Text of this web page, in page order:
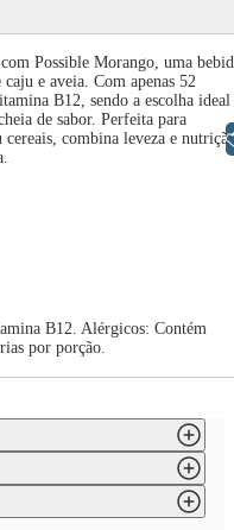
Possible Morango, uma
e aveia. Com apenas 52
B12, sendo a escolha ideal
de sabor. Perfeita para
combina leveza e
B12. Alérgicos: Contém
por porção.
Libras